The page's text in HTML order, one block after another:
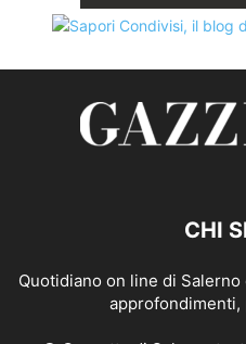
CHI
Quotidiano on line di
approfondimenti,